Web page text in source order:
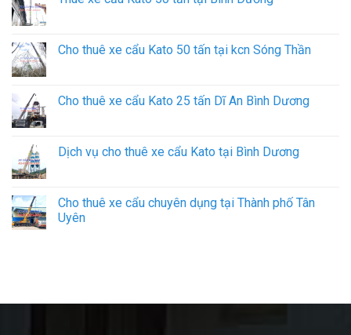
Cho thuê xe cẩu Kato 50 tấn tại kcn Sóng Thần
Cho thuê xe cẩu Kato 25 tấn Dĩ An Bình Dương
Dịch vụ cho thuê xe cẩu Kato tại Bình Dương
Cho thuê xe cẩu chuyên dụng tại Thành phố Tân
Uyên